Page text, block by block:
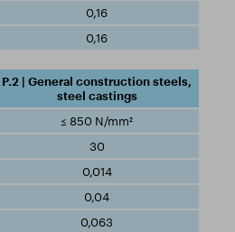
0,16
0,16
P.2 | General construction steels,
steel castings
≤ 850 N/mm²
30
0,014
0,04
0,063